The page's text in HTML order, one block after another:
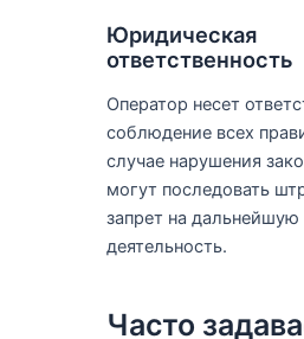
Юридическая
ответственность
Оператор несет
соблюдение всех
случае нарушения
могут последовать
запрет на дальнейшую
деятельность.
Часто